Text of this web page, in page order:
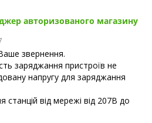
авторизованого магазину
звернення.
заряджання пристроїв не
напругу для заряджання
станцій від мережі від 207В до